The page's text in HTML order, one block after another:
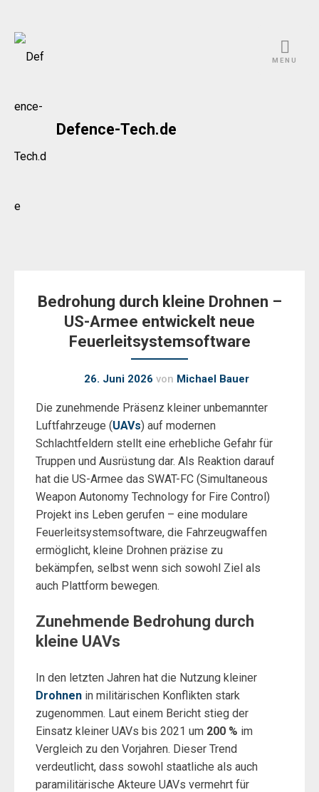
Skip
Defence-Tech.de
MENU
Bedrohung durch kleine Drohnen –
US-Armee entwickelt neue
Feuerleitsystemsoftware
26. Juni 2026 von Michael Bauer
Die zunehmende Präsenz kleiner unbemannter
Luftfahrzeuge (UAVs) auf modernen
Schlachtfeldern stellt eine erhebliche Gefahr für
Truppen und Ausrüstung dar. Als Reaktion darauf
hat die US-Armee das SWAT-FC (Simultaneous
Weapon Autonomy Technology for Fire Control)
Projekt ins Leben gerufen – eine modulare
Feuerleitsystemsoftware, die Fahrzeugwaffen
ermöglicht, kleine Drohnen präzise zu
bekämpfen, selbst wenn sich sowohl Ziel als
auch Plattform bewegen.
Zunehmende Bedrohung durch
kleine UAVs
In den letzten Jahren hat die Nutzung kleiner
Drohnen in militärischen Konflikten stark
zugenommen. Laut einem Bericht stieg der
Einsatz kleiner UAVs bis 2021 um 200 % im
Vergleich zu den Vorjahren. Dieser Trend
verdeutlicht, dass sowohl staatliche als auch
paramilitärische Akteure UAVs vermehrt für